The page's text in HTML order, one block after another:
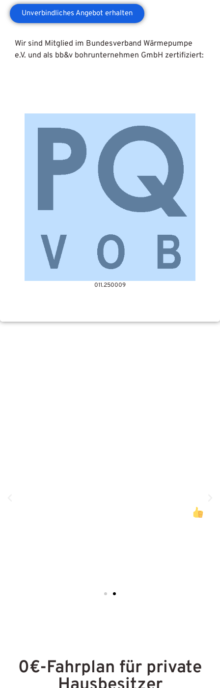
Unverbindliches Angebot erhalten
Wir sind Mitglied im Bundesverband Wärmepumpe
e.V. und als bb&v bohrunternehmen GmbH zertifiziert:
011.250009
0€-Fahrplan für private